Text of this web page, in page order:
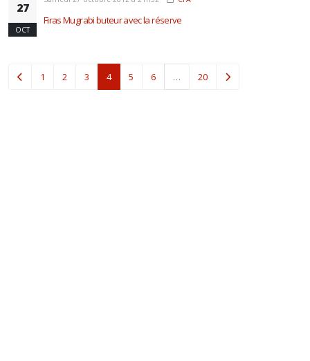
27
OCT
Firas Mugrabi buteur avec la réserve
1 2 3 4(current)
5 6 … 20